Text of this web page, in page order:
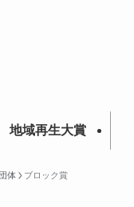
地域再生大賞
体 ブロック賞